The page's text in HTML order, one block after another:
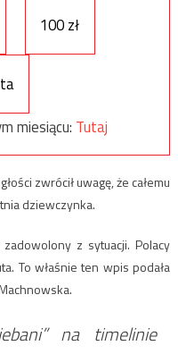
100 zł
miesiącu: Tutaj
zwrócił uwagę, że całemu
dziewczynka.
z sytuacji. Polacy
To właśnie ten wpis podała
na timelinie